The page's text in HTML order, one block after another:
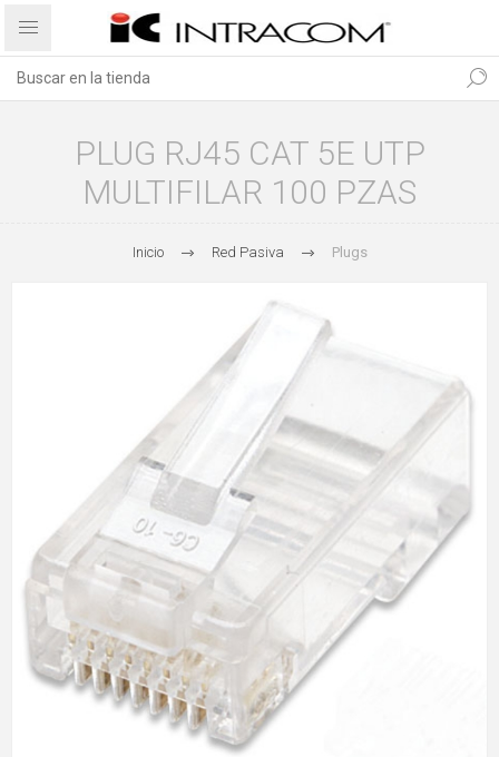
PLUG RJ45 CAT 5E UTP
MULTIFILAR 100 PZAS
Inicio Red Pasiva Plugs